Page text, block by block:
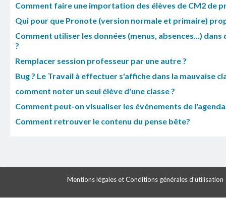
Comment faire une importation des élèves de CM2 de
Qui pour que Pronote (version normale et primaire)
Comment utiliser les données (menus, absences...)
?
Remplacer session professeur par une autre ?
Bug ? Le Travail à effectuer s'affiche dans la mauvaise
comment noter un seul élève d'une classe ?
Comment peut-on visualiser les événements de
Comment retrouver le contenu du pense bête?
Mentions légales et Conditions générales d'utilisation